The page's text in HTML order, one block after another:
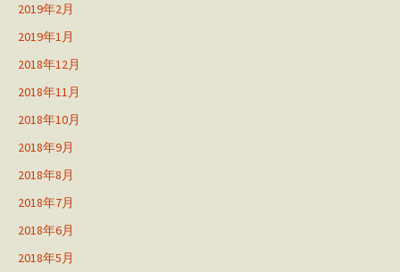
2019年2月
2019年1月
2018年12月
2018年11月
2018年10月
2018年9月
2018年8月
2018年7月
2018年6月
2018年5月